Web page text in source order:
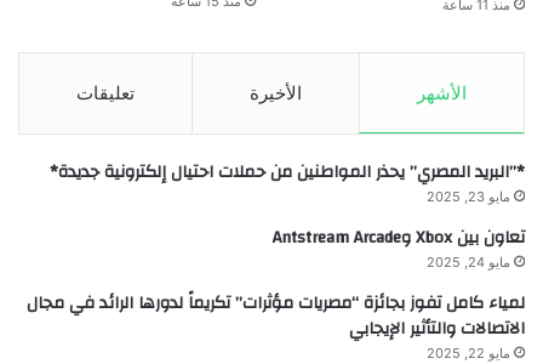
منذ 11 ساعة
الأشهر الأخيرة تعليقات
*”البريد المصري” يحذر المواطنين من حملات احتيال إلكترونية جديدة*
مايو 23, 2025
تعاون بين Xbox وAntstream Arcade
مايو 24, 2025
لمياء كامل تفوز بجائزة “مصريات مؤثرات” تكريماً لدورها الرائد في مجال
الاتصالات والتأثير الإيجابي
مايو 22, 2025